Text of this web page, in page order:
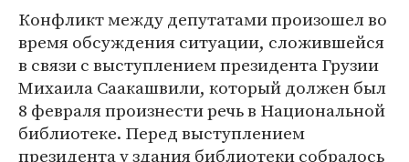
Конфликт между депутатами произошел во
время обсуждения ситуации, сложившейся
в связи с выступлением президента Грузии
Михаила Саакашвили, который должен был
8 февраля произнести речь в Национальной
библиотеке. Перед выступлением
президента у здания библиотеки собралось